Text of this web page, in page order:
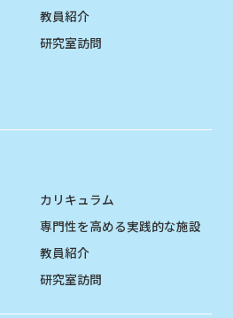
教員紹介
研究室訪問
カリキュラム
専門性を高める実践的な施設
教員紹介
研究室訪問